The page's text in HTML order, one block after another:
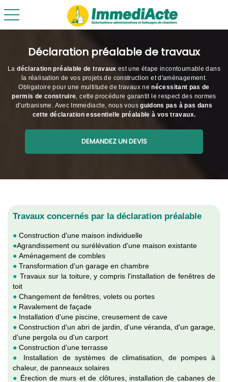
toggle navigation
Déclaration préalable de travaux
Ladéclaration préalable de travaux est une étape incontournable dans
la réalisation de vos projets de construction et d'aménagement.
Obligatoire pour une multitude de travaux nenécessitant pas de
permis de construire, cette procédure garantit le respect des normes
d'urbanisme. Avec Immediacte, nous vousguidons pas à pas dans
cette déclaration essentielle préalable à vos travaux.
DEMANDEZ UN DEVIS
Travaux concernés par la déclaration préalable
● Construction d'une maison individuelle
●Agrandissement ou surélévation d'une maison existante
● Aménagement de combles
● Transformation d'un garage en chambre
● Travaux sur la toiture, y compris l'installation de fenêtres de
toit
● Changement de fenêtres, volets ou portes
● Ravalement de façade
● Installation d'une piscine, creusement de cave
●Construction d'un abri de jardin, d'une véranda, d'un garage,
d'une pergola ou d'un carport
● Construction d'une terrasse
●
Installation de systèmes de climatisation, de pompes à
chaleur, de panneaux solaires
● Érection de murs et de clôtures, installation de cabanes de